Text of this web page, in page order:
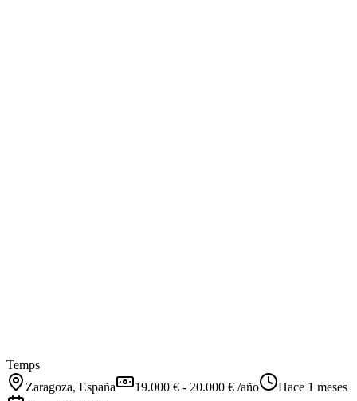
Temps
Zaragoza, España 19.000 € - 20.000 € /año
Hace 1 meses